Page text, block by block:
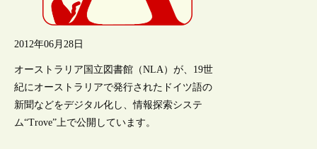
2012年06月28日
オーストラリア国立図書館（NLA）が、19世
紀にオーストラリアで発行されたドイツ語の
新聞などをデジタル化し、情報探索システ
ム“Trove”上で公開しています。